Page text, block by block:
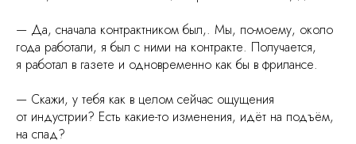
— Да, сначала контрактником был,. Мы, по-моему, около
года работали, я был с ними на контракте. Получается,
я работал в газете и одновременно как бы в фрилансе.
— Скажи, у тебя как в целом сейчас ощущения
от индустрии? Есть какие-то изменения, идёт на подъём,
на спад?